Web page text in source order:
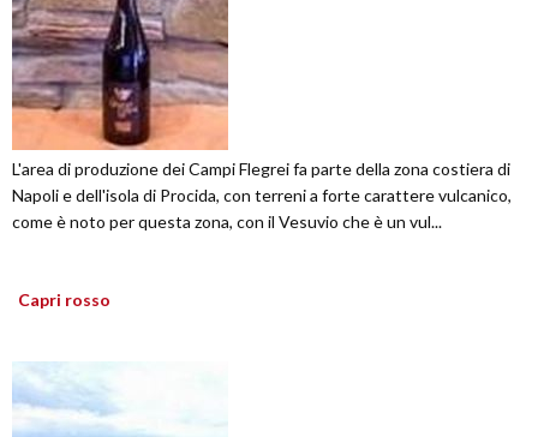
L'area di produzione dei Campi Flegrei fa parte della zona costiera di
Napoli e dell'isola di Procida, con terreni a forte carattere vulcanico,
come è noto per questa zona, con il Vesuvio che è un vul...
Capri rosso